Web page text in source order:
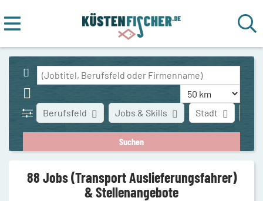
Stadt
Berufsfeld Jobs & Skills
88 Jobs (Transport Auslieferungsfahrer)
& Stellenangebote